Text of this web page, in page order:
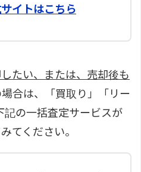
イトはこちら
たい、または、売却後も
合は、「買取り」「リー
記の一括査定サービスが
てください。